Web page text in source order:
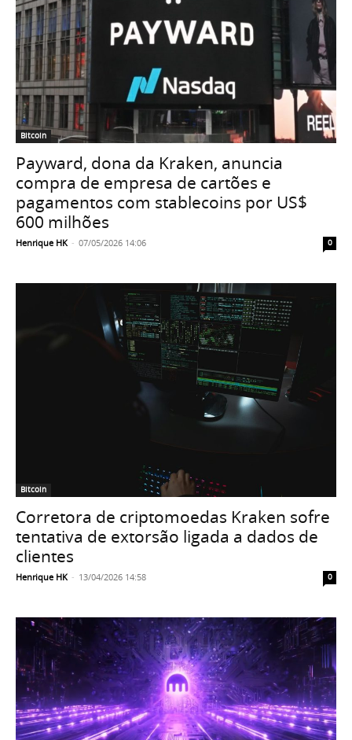
Bitcoin
Payward, dona da Kraken, anuncia
compra de empresa de cartões e
pagamentos com stablecoins por US$
600 milhões
Henrique HK - 07/05/2026 14:06 0
Bitcoin
Corretora de criptomoedas Kraken sofre
tentativa de extorsão ligada a dados de
clientes
Henrique HK - 13/04/2026 14:58 0